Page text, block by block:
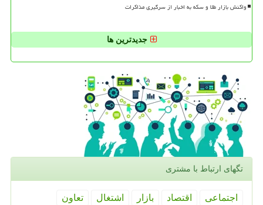
واکنش بازار طلا و سکه به اخبار از سرگیری مذاکرات
جدیدترین ها
تگهای ارتباط با مشتری
اجتماعی اقتصاد بازار اشتغال تعاون